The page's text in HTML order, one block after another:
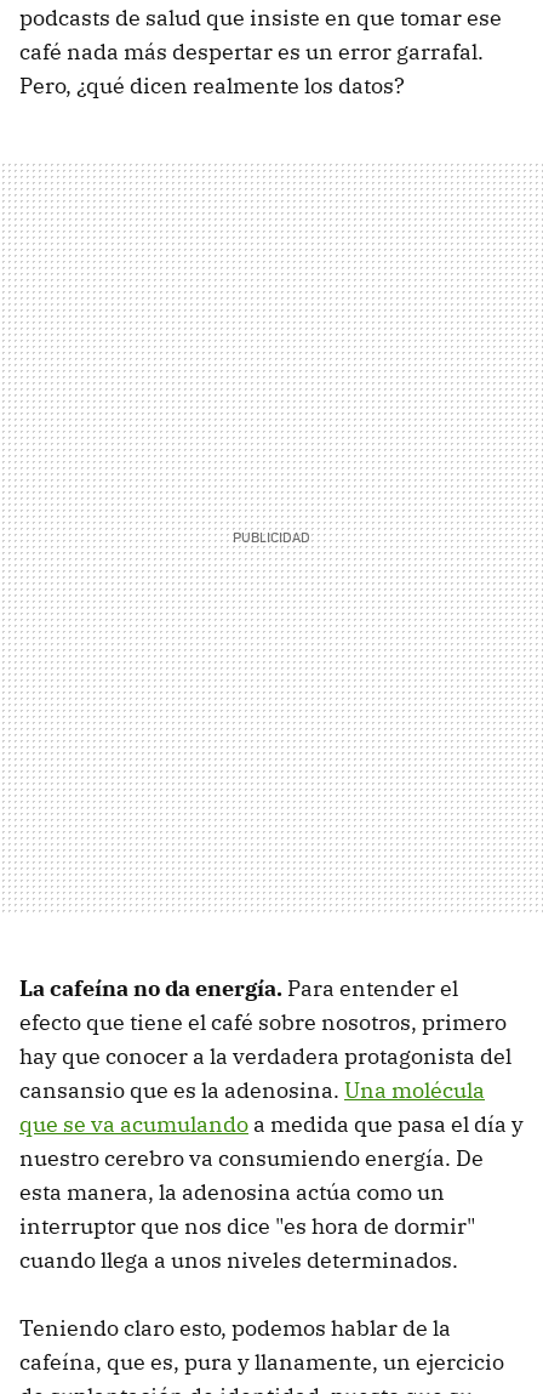
podcasts de salud que insiste en que tomar ese
café nada más despertar es un error garrafal.
Pero, ¿qué dicen realmente los datos?
La cafeína no da energía. Para entender el
efecto que tiene el café sobre nosotros, primero
hay que conocer a la verdadera protagonista del
cansansio que es la adenosina. Una molécula
que se va acumulando a medida que pasa el día y
nuestro cerebro va consumiendo energía. De
esta manera, la adenosina actúa como un
interruptor que nos dice "es hora de dormir"
cuando llega a unos niveles determinados.
Teniendo claro esto, podemos hablar de la
cafeína, que es, pura y llanamente, un ejercicio